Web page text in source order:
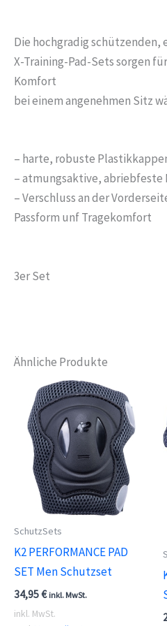
Die hochgradig
X-Training-Pad-Sets sorgen
Komfort
bei einem angenehmen Sitz
– harte, robuste
– atmungsaktive, abriebfeste
– Verschluss an der
Passform unf Tragekomfort
3er Set
Ähnliche Produkte
SchutzSets
K2 PERFORMANCE PAD
SET Men Schutzset
34,95€ inkl. MwSt.
inkl. MwSt.